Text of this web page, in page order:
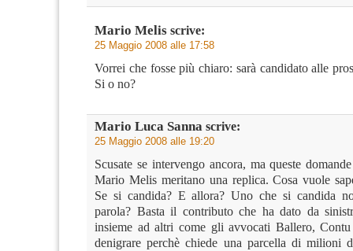
Mario Melis scrive:
25 Maggio 2008 alle 17:58
Vorrei che fosse più chiaro: sarà candidato alle
Si o no?
Mario Luca Sanna scrive:
25 Maggio 2008 alle 19:20
Scusate se intervengo ancora, ma queste
Mario Melis meritano una replica. Cosa vuole
Se si candida? E allora? Uno che si candida
parola? Basta il contributo che ha dato da
insieme ad altri come gli avvocati Ballero,
denigrare perchè chiede una parcella di milioni